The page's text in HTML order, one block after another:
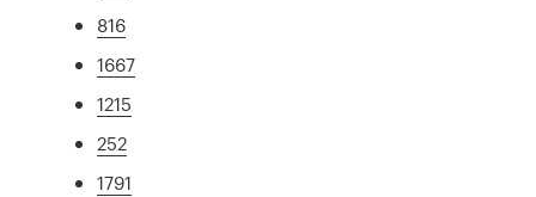
816
1667
1215
252
1791